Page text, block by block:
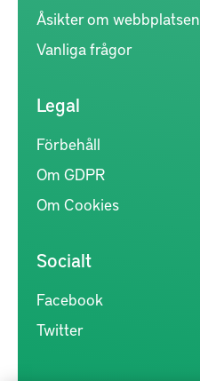
Åsikter om webbplatsen
Vanliga frågor
Legal
Förbehåll
Om GDPR
Om Cookies
Socialt
Facebook
Twitter